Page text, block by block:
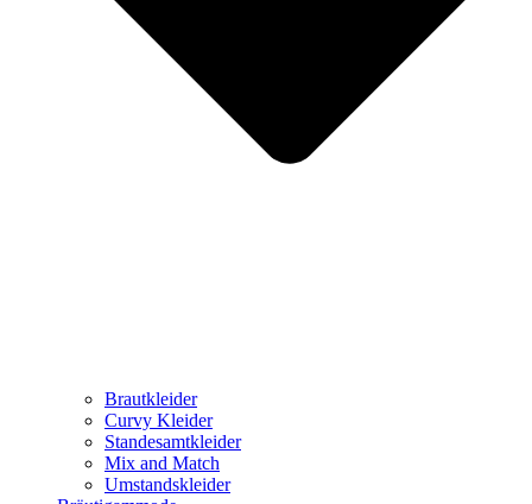
Brautkleider
Curvy Kleider
Standesamtkleider
Mix and Match
Umstandskleider